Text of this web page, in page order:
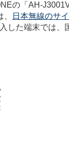
の「AH-
日本無線のサイ
した端末では、